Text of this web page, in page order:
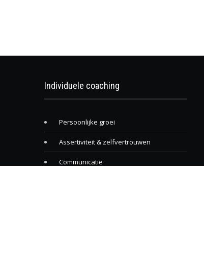
Individuele coaching
Persoonlijke groei
Assertiviteit & zelfvertrouwen
Communicatie